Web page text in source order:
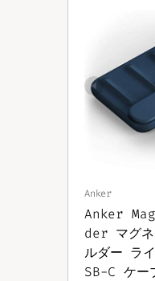
Anker
Anker
der マグネ
ルダー ラ
SB-C ケ